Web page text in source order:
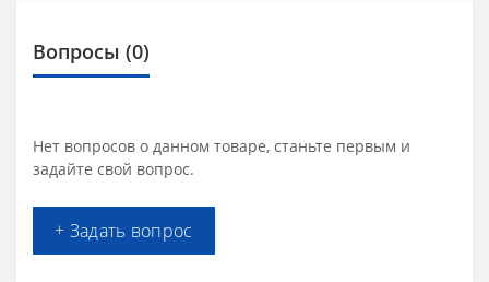
Вопросы (0)
Нет вопросов о данном товаре, станьте первым и
задайте свой вопрос.
+ Задать вопрос